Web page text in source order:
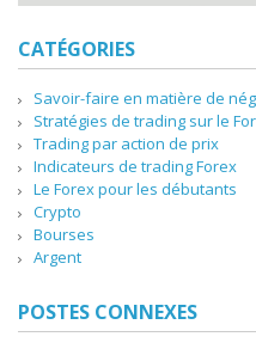
CATÉGORIES
Savoir-faire en matière de
Stratégies de trading sur le
Trading par action de prix
Indicateurs de trading Forex
Le Forex pour les débutants
Crypto
Bourses
Argent
POSTES CONNEXES